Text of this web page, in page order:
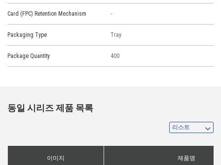
Card (FPC) Retention Mechanism -
Packaging Type Tray
Package Quantity 400
동일 시리즈 제품 목록
이미지 제품명